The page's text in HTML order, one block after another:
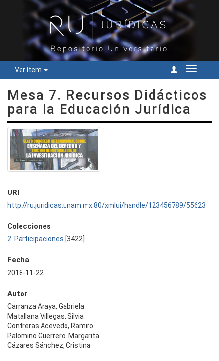
Ver ítem
Cambiar
Mesa 7. Recursos Didácticos
para la Educación Jurídica
URI
http://ru.juridicas.unam.mx:80/xmlui/handle/123456789/55623
Colecciones
2. Participaciones [3422]
Fecha
2018-11-22
Autor
Carranza Araya, Gabriela
Matallana Villegas, Silvia
Contreras Acevedo, Ramiro
Palomino Guerrero, Margarita
Cázares Sánchez, Cristina